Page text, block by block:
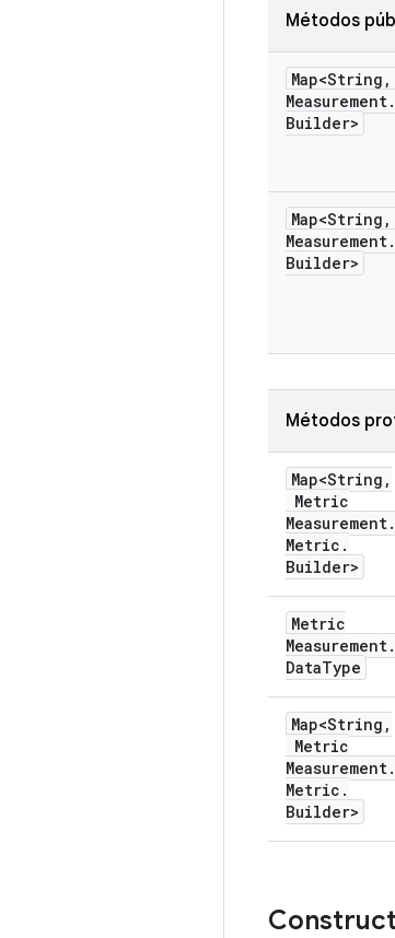
Métodos
Map<String ,
Measurement.
Builder>
Map<String ,
Measurement.
Builder>
Métodos
Map<String ,
Metric
Measurement.
Metric .
Builder>
Metric
Measurement.
DataType
Map<String ,
Metric
Measurement.
Metric .
Builder>